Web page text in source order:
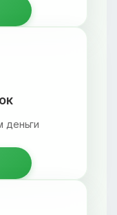
деньги